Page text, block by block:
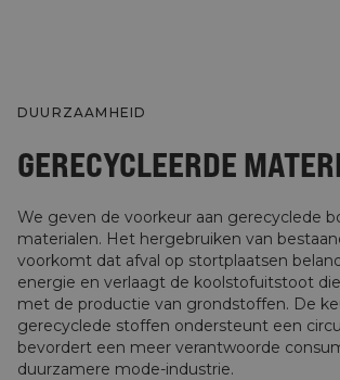
DUURZAAMHEID
GERECYCLEERDE
We geven de voorkeur aan gerecyclede
materialen. Het hergebruiken van
voorkomt dat afval op stortplaatsen
energie en verlaagt de koolstofuitstoot
met de productie van grondstoffen. De
gerecyclede stoffen ondersteunt een
bevordert een meer verantwoorde
duurzamere mode-industrie.